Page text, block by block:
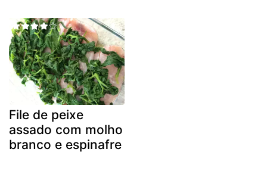
File de peixe
assado com molho
branco e espinafre